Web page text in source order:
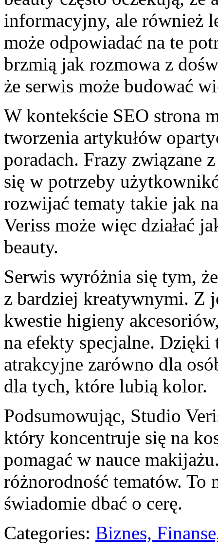
informacyjny, ale również
może odpowiadać na te
brzmią jak rozmowa z
że serwis może budować
W kontekście SEO strona
tworzenia artykułów
poradach. Frazy związane
się w potrzeby
rozwijać tematy takie jak
Veriss może więc działać
beauty.
Serwis wyróżnia się tym,
z bardziej kreatywnymi. Z
kwestie higieny
na efekty specjalne. Dzięki
atrakcyjne zarówno dla
dla tych, które lubią kolor.
Podsumowując, Studio
który koncentruje się na
pomagać w nauce
różnorodność tematów. To
świadomie dbać o cerę.
Categories: Biznes,